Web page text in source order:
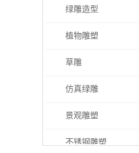
绿雕造型
植物雕塑
草雕
仿真绿雕
景观雕塑
不锈钢雕塑